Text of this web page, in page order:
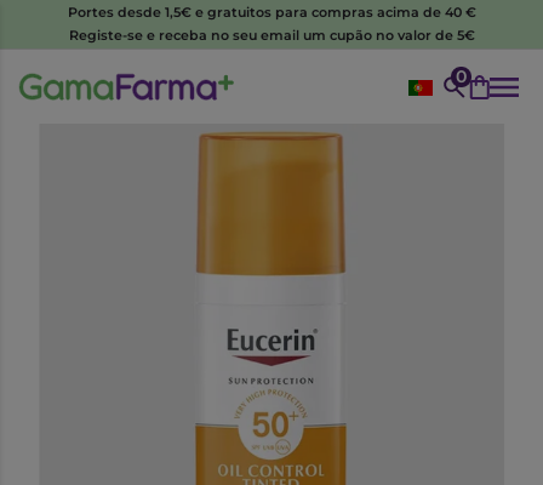
Portes desde 1,5€ e gratuitos para compras acima de 40 €
Registe-se e receba no seu email um cupão no valor de 5€
0